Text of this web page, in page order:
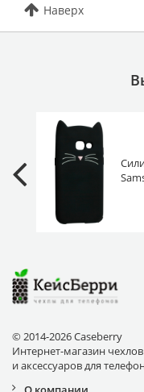
Наверх
© 2014-2026 Caseberry
Интернет-магазин чехлов
и аксессуаров для